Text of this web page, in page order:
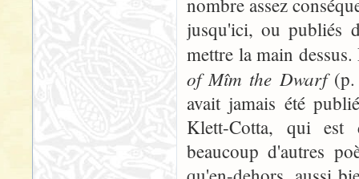
nombre assez
jusqu'ici, ou publiés
mettre la main
of Mîm the Dwarf(p.
avait jamais été
Klett-Cotta, qui est
beaucoup d'autres